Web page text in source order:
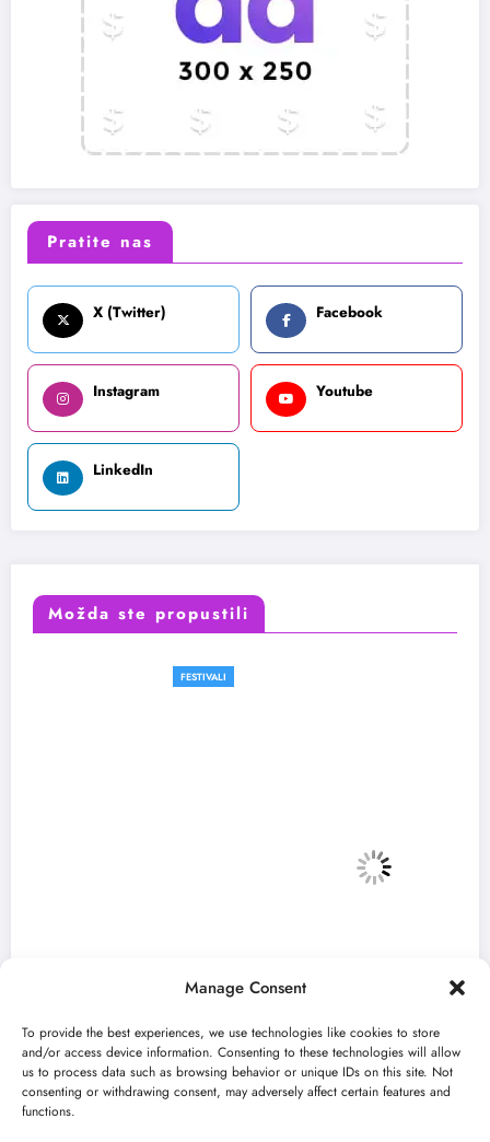
Manage Consent
To provide the best experiences, we use technologies like cookies to store
and/or access device information. Consenting to these technologies will allow
us to process data such as browsing behavior or unique IDs on this site. Not
consenting or withdrawing consent, may adversely affect certain features and
functions.
Pratite nas
X (Twitter) Facebook
Instagram Youtube
LinkedIn
Možda ste propustili
„Najveći mali festival u Vojvodini“ i ovog